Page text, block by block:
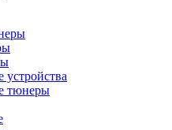
устройства
тюнеры